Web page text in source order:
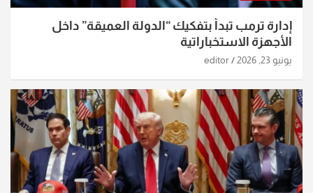
إدارة ترمب تبدأ بتفكيك “الدولة العميقة” داخل
الأجهزة الاستخباراتية
يونيو 23, 2026 editor